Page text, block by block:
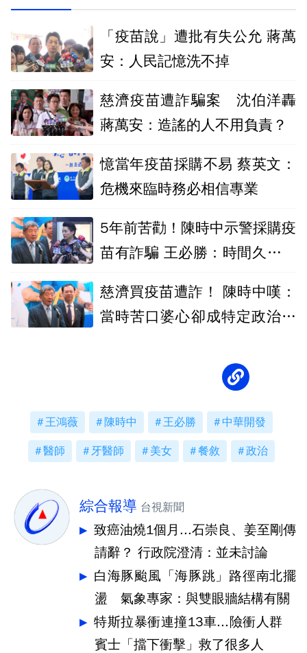
「疫苗說」遭批有失公允 蔣萬
安：人民記憶洗不掉
慈濟疫苗遭詐騙案 沈伯洋轟
蔣萬安：造謠的人不用負責？
憶當年疫苗採購不易 蔡英文：
危機來臨時務必相信專業
5年前苦勸！陳時中示警採購疫
苗有詐騙 王必勝：時間久看出
慈濟買疫苗遭詐！ 陳時中嘆：
當時苦口婆心卻成特定政治人
王鴻薇 陳時中 王必勝 中華開發
醫師 牙醫師 美女 餐敘 政治
綜合報導 台視新聞
致癌油燒1個月...石崇良、姜至剛傳
請辭？ 行政院澄清：並未討論
白海豚颱風「海豚跳」路徑南北擺
盪 氣象專家：與雙眼牆結構有關
特斯拉暴衝連撞13車...險衝人群
賓士「擋下衝擊」救了很多人